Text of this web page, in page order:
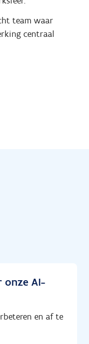
team waar
centraal
onze AI-
en af te